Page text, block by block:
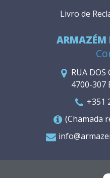
ARMAZÉM
RUA DOS
4700-307
+351
(Chamada
Livro de